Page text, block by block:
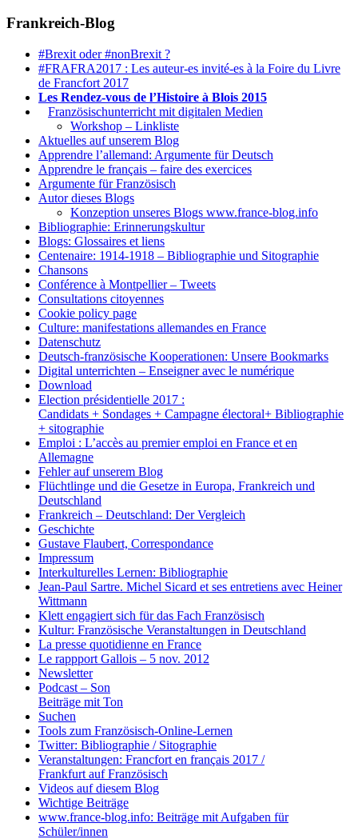
Frankreich-Blog
#Brexit oder #nonBrexit ?
#FRAFRA2017 : Les auteur-es invité-es à la Foire du Livre
de Francfort 2017
Les Rendez-vous de l’Histoire à Blois 2015
Französischunterricht mit digitalen Medien
Workshop – Linkliste
Aktuelles auf unserem Blog
Apprendre l’allemand: Argumente für Deutsch
Apprendre le français – faire des exercices
Argumente für Französisch
Autor dieses Blogs
Konzeption unseres Blogs www.france-blog.info
Bibliographie: Erinnerungskultur
Blogs: Glossaires et liens
Centenaire: 1914-1918 – Bibliographie und Sitographie
Chansons
Conférence à Montpellier – Tweets
Consultations citoyennes
Cookie policy page
Culture: manifestations allemandes en France
Datenschutz
Deutsch-französische Kooperationen: Unsere Bookmarks
Digital unterrichten – Enseigner avec le numérique
Download
Election présidentielle 2017 :
Candidats + Sondages + Campagne électoral+ Bibliographie
+ sitographie
Emploi : L’accès au premier emploi en France et en
Allemagne
Fehler auf unserem Blog
Flüchtlinge und die Gesetze in Europa, Frankreich und
Deutschland
Frankreich – Deutschland: Der Vergleich
Geschichte
Gustave Flaubert, Correspondance
Impressum
Interkulturelles Lernen: Bibliographie
Jean-Paul Sartre. Michel Sicard et ses entretiens avec Heiner
Wittmann
Klett engagiert sich für das Fach Französisch
Kultur: Französische Veranstaltungen in Deutschland
La presse quotidienne en France
Le rappport Gallois – 5 nov. 2012
Newsletter
Podcast – Son
Beiträge mit Ton
Suchen
Tools zum Französisch-Online-Lernen
Twitter: Bibliographie / Sitographie
Veranstaltungen: Francfort en français 2017 /
Frankfurt auf Französisch
Videos auf diesem Blog
Wichtige Beiträge
www.france-blog.info: Beiträge mit Aufgaben für
Schüler/innen